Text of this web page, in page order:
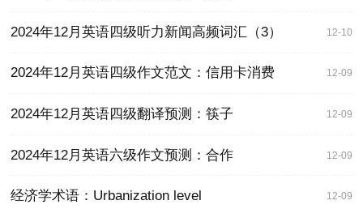
2024年12月英语四级听力新闻高频词汇（3） 12-10
2024年12月英语四级作文范文：信用卡消费 12-09
2024年12月英语四级翻译预测：筷子 12-09
2024年12月英语六级作文预测：合作 12-09
经济学术语：Urbanization level 12-09